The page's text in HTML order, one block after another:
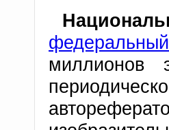
миллионов